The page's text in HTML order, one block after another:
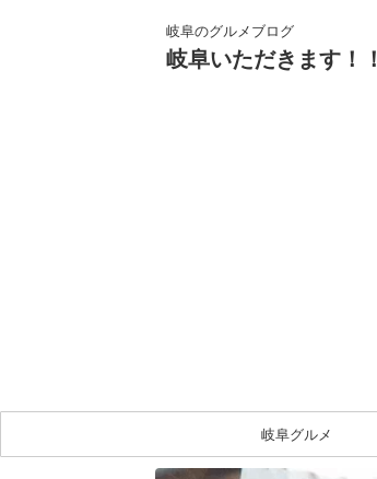
岐阜のグルメブログ
岐阜いただきます！！
岐阜グルメ